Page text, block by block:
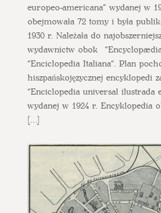
europeo-americana” wydanej w
obejmowała 72 tomy i była
1930 r. Należała do
wydawnictw obok
“Enciclopedia Italiana“. Plan
hiszpańskojęzycznej encyklopedi
“Enciclopedia universal ilustrada
wydanej w 1924 r. Encyklopedia
[…]